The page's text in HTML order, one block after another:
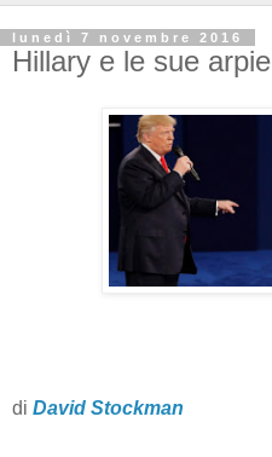
lunedì 7 novembre 2016
Hillary e le sue arpie
di David Stockman